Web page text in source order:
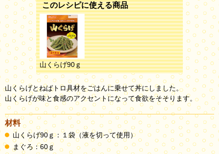
このレシピに使える商品
山くらげ90ｇ
山くらげとねばトロ具材をごはんに乗せて丼にしました。
山くらげが味と食感のアクセントになって食欲をそそります。
材料
山くらげ90ｇ：１袋（液を切って使用）
まぐろ：60ｇ